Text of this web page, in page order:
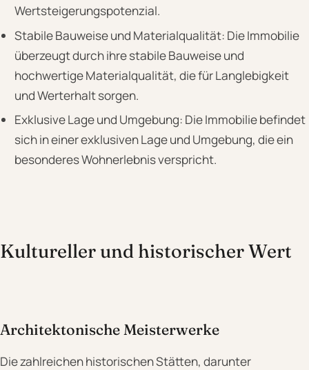
Wertsteigerungspotenzial.
Stabile Bauweise und Materialqualität: Die Immobilie
überzeugt durch ihre stabile Bauweise und
hochwertige Materialqualität, die für Langlebigkeit
und Werterhalt sorgen.
Exklusive Lage und Umgebung: Die Immobilie befindet
sich in einer exklusiven Lage und Umgebung, die ein
besonderes Wohnerlebnis verspricht.
Kultureller und historischer Wert
Architektonische Meisterwerke
Die zahlreichen historischen Stätten, darunter